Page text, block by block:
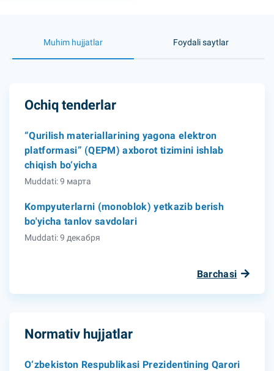
Muhim hujjatlar Foydali saytlar
Ochiq tenderlar
“Qurilish materiallarining yagona elektron
platformasi” (QEPM) axborot tizimini ishlab
chiqish bo‘yicha
Muddati: 9 марта
Kompyuterlarni (monoblok) yetkazib berish
bo'yicha tanlov savdolari
Muddati: 9 декабря
Barchasi
Normativ hujjatlar
O‘zbekiston Respublikasi Prezidentining Qarori